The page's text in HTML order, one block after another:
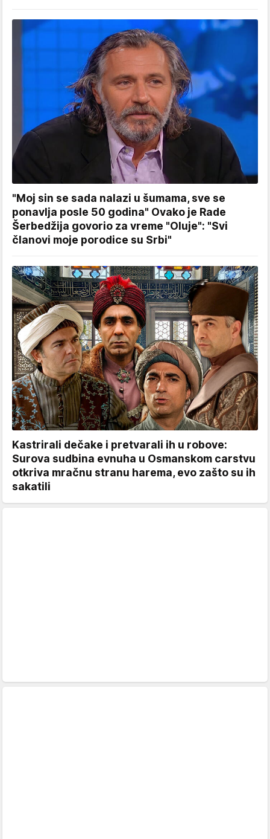
"Moj sin se sada nalazi u šumama, sve se
ponavlja posle 50 godina" Ovako je Rade
Šerbedžija govorio za vreme "Oluje": "Svi
članovi moje porodice su Srbi"
Kastrirali dečake i pretvarali ih u robove:
Surova sudbina evnuha u Osmanskom carstvu
otkriva mračnu stranu harema, evo zašto su ih
sakatili